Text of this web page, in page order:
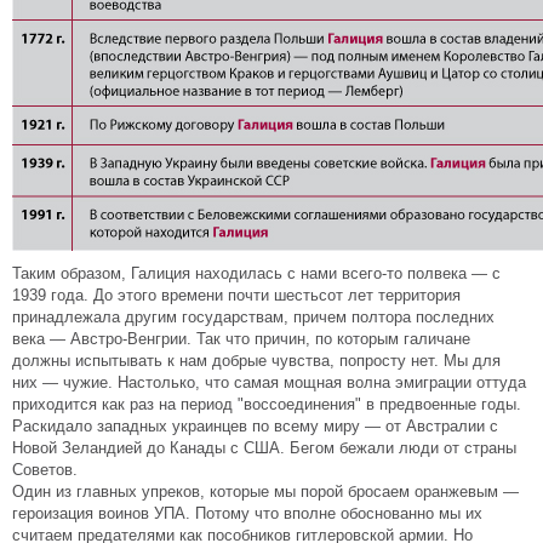
Таким образом, Галиция находилась с нами всего-то полвека — с
1939 года. До этого времени почти шестьсот лет территория
принадлежала другим государствам, причем полтора последних
века — Австро-Венгрии. Так что причин, по которым галичане
должны испытывать к нам добрые чувства, попросту нет. Мы для
них — чужие. Настолько, что самая мощная волна эмиграции оттуда
приходится как раз на период "воссоединения" в предвоенные годы.
Раскидало западных украинцев по всему миру — от Австралии с
Новой Зеландией до Канады с США. Бегом бежали люди от страны
Советов.
Один из главных упреков, которые мы порой бросаем оранжевым —
героизация воинов УПА. Потому что вполне обоснованно мы их
считаем предателями как пособников гитлеровской армии. Но